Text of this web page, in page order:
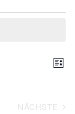
LISTE
NÄCHSTE